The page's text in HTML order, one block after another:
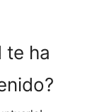
te ha